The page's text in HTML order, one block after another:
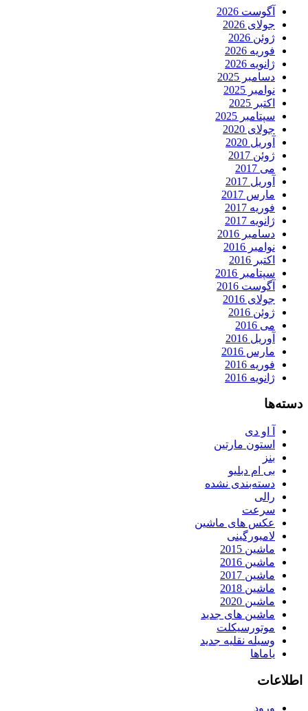
آگوست 2026
جولای 2026
ژوئن 2026
فوریه 2026
ژانویه 2026
دسامبر 2025
نوامبر 2025
اکتبر 2025
سپتامبر 2025
جولای 2020
آوریل 2020
ژوئن 2017
می 2017
آوریل 2017
مارس 2017
فوریه 2017
ژانویه 2017
دسامبر 2016
نوامبر 2016
اکتبر 2016
سپتامبر 2016
آگوست 2016
جولای 2016
ژوئن 2016
می 2016
آوریل 2016
مارس 2016
فوریه 2016
ژانویه 2016
دسته‌ها
آ او دی
استون مارتین
بنز
بی ام دبلیو
دسته‌بندی نشده
رالی
سرعت
عکس های ماشین
لامبورگینی
ماشین 2015
ماشین 2016
ماشین 2017
ماشین 2018
ماشین 2020
ماشین های جدید
موتورسیکلت
وسیله نقلیه جدید
یاماها
اطلاعات
ورود